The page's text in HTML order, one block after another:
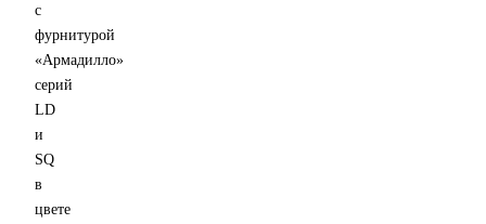
с
фурнитурой
«Армадилло»
серий
LD
и
SQ
в
цвете